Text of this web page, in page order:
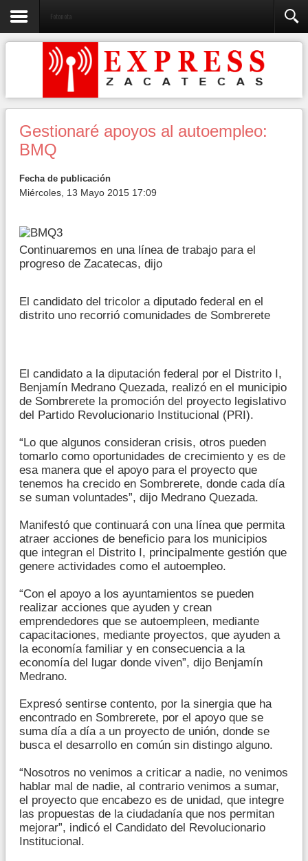
Fotonota
Gestionaré apoyos al autoempleo:
BMQ
Fecha de publicación
Miércoles, 13 Mayo 2015 17:09
Continuaremos en una línea de trabajo para el
progreso de Zacatecas, dijo
El candidato del tricolor a diputado federal en el
distrito uno recorrió comunidades de Sombrerete
El candidato a la diputación federal por el Distrito I,
Benjamín Medrano Quezada, realizó en el municipio
de Sombrerete la promoción del proyecto legislativo
del Partido Revolucionario Institucional (PRI).
“Lo que algunos consideran crisis, otros pueden
tomarlo como oportunidades de crecimiento y es de
esa manera que el apoyo para el proyecto que
tenemos ha crecido en Sombrerete, donde cada día
se suman voluntades”, dijo Medrano Quezada.
Manifestó que continuará con una línea que permita
atraer acciones de beneficio para los municipios
que integran el Distrito I, principalmente gestión que
genere actividades como el autoempleo.
“Con el apoyo a los ayuntamientos se pueden
realizar acciones que ayuden y crean
emprendedores que se autoempleen, mediante
capacitaciones, mediante proyectos, que ayuden a
la economía familiar y en consecuencia a la
economía del lugar donde viven”, dijo Benjamín
Medrano.
Expresó sentirse contento, por la sinergia que ha
encontrado en Sombrerete, por el apoyo que se
suma día a día a un proyecto de unión, donde se
busca el desarrollo en común sin distingo alguno.
“Nosotros no venimos a criticar a nadie, no venimos
hablar mal de nadie, al contrario venimos a sumar,
el proyecto que encabezo es de unidad, que integre
las propuestas de la ciudadanía que nos permitan
mejorar”, indicó el Candidato del Revolucionario
Institucional.